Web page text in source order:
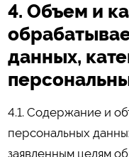
4. Объем и
данных,
4.1. Содержание и
персональных
заявленным целям